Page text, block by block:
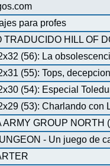
para profes
TRADUCIDO HILL OF
(56): La
(55): Tops,
(54): Especial
(53): Charlando con
ARMY GROUP NORTH
- Un juego de